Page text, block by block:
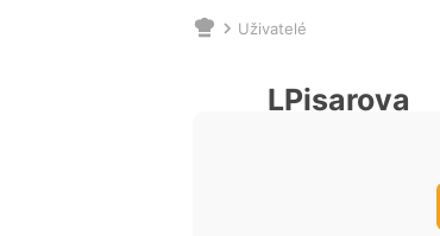
NacházíteUživatelé
LPisarova